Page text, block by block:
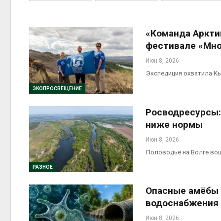
ЭКОПРОСВЕЩЕНИЕ
«Команда
фестивале
Июн 8, 2026
Экспедиция охватила
РАЗНОЕ
ниже нормы
Июн 8, 2026
Половодье на Волге
Опасные амёбы
водоснабжения
Июн 8, 2026
Авг 6,